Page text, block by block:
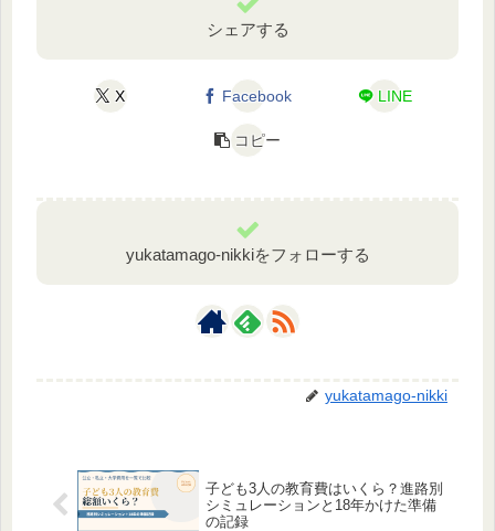
シェアする
X Facebook LINE
コピー
yukatamago-nikkiをフォローする
yukatamago-nikki
子ども3人の教育費はいくら？進路別
シミュレーションと18年かけた準備
の記録